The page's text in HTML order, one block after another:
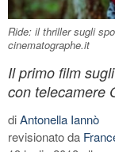
Ride: il thriller sugli
cinematographe.it
Il primo film
con telecamere
diAntonella Iannò
revisionato da